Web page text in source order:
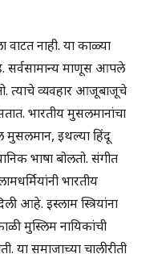
नाही. या काळ्या
सर्वसामान्य माणूस आपले
त्याचे व्यवहार आजूबाजूचे
भारतीय मुसलमानांचा
मुसलमान, इथल्या हिंदू
भाषा बोलतो. संगीत
भारतीय
आहे. इस्लाम स्त्रियांना
मुस्लिम नायिकांची
या समाजाच्या चालीरीती